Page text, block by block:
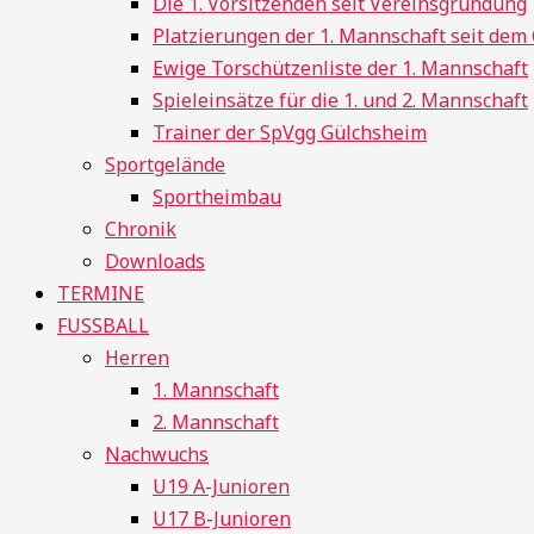
Platzierungen der 1. Mannschaft seit
Ewige Torschützenliste der 1. Mannschaft
Spieleinsätze für die 1. und 2. Mannschaft
Trainer der SpVgg Gülchsheim
Sportgelände
Sportheimbau
Chronik
Downloads
TERMINE
FUSSBALL
Herren
1. Mannschaft
2. Mannschaft
Nachwuchs
U19 A-Junioren
U17 B-Junioren